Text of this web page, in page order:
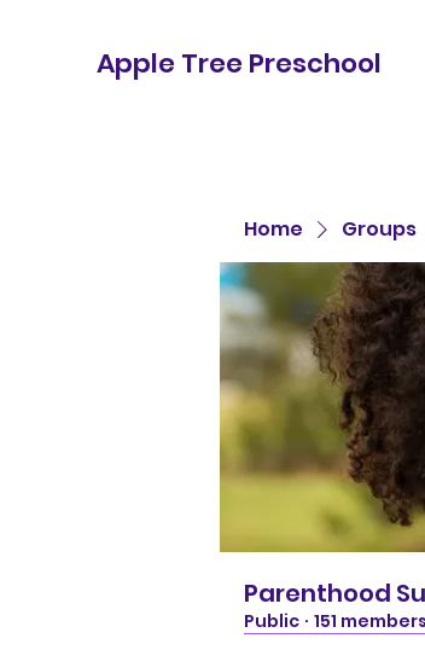
Apple Tree Preschool
Home Groups
Parenthood
Public · 151 members